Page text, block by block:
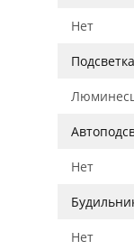
Нет
Подсветка
Нет
Нет